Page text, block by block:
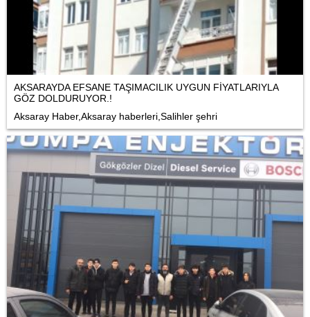
AKSARAYDA EFSANE TAŞIMACILIK UYGUN FİYATLARIYLA
GÖZ DOLDURUYOR.!
Aksaray Haber,Aksaray haberleri,Salihler şehri